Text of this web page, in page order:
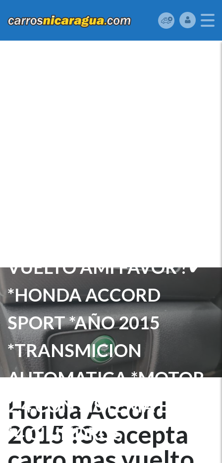
VUELTO AMI FAVOR ?✔
*HONDA ACCORD
SPORT *AÑO 2015
*TRANSMICION
AUTOMATICA *MOTOR
2.4 CON SISTEMA ECO
*4 CILINDROS
Honda Accord
2015 ?Se acepta